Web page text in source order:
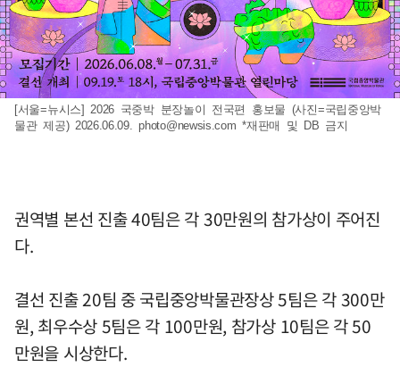
[서울=뉴시스] 2026 국중박 분장놀이 전국편 홍보물 (사진=국립중앙박
물관 제공) 2026.06.09.photo@newsis.com *재판매 및 DB 금지
권역별 본선 진출 40팀은 각 30만원의 참가상이 주어진
다.
결선 진출 20팀 중 국립중앙박물관장상 5팀은 각 300만
원, 최우수상 5팀은 각 100만원, 참가상 10팀은 각 50
만원을 시상한다.